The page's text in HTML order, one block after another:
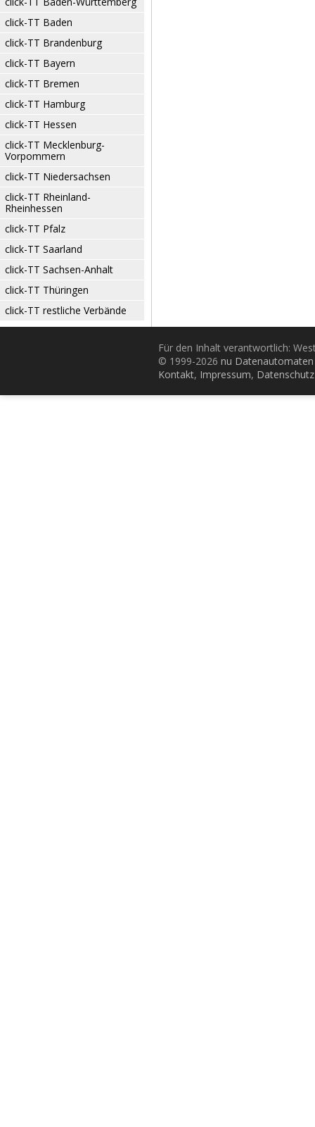
click-TT Baden
click-TT Brandenburg
click-TT Bayern
click-TT Bremen
click-TT Hamburg
click-TT Hessen
click-TT Mecklenburg-
Vorpommern
click-TT Niedersachsen
click-TT Rheinland-
Rheinhessen
click-TT Pfalz
click-TT Saarland
click-TT Sachsen-Anhalt
click-TT Thüringen
click-TT restliche Verbände
Für den Inhalt verantwortlich:
© 1999-2026 nu
Kontakt, Impressum, Datenschutz